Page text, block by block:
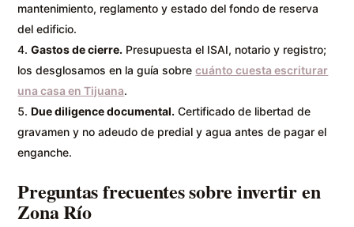
mantenimiento, reglamento y estado del fondo de reserva
del edificio.
Gastos de cierre. Presupuesta el ISAI, notario y registro;
los desglosamos en la guía sobrecuánto cuesta escriturar
una casa en Tijuana.
Due diligence documental. Certificado de libertad de
gravamen y no adeudo de predial y agua antes de pagar el
enganche.
Preguntas frecuentes sobre invertir en
Zona Río